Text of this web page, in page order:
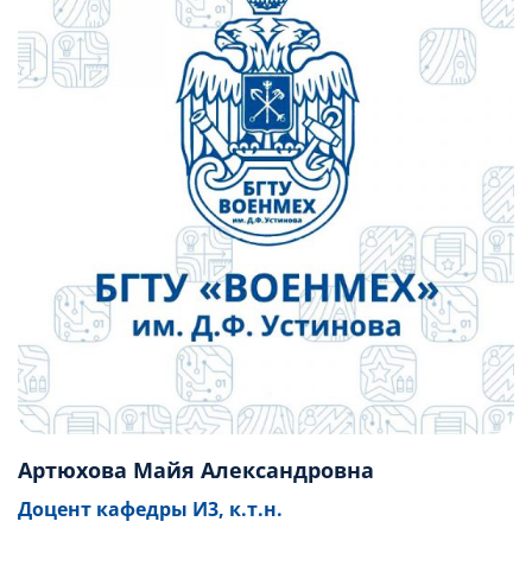
Партнерам
Артюхова Майя Александровна
Доцент кафедры И3, к.т.н.